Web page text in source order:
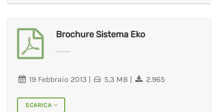
Brochure Sistema Eko
19 Febbraio 2013| 5,3 MB | 2.965
SCARICA